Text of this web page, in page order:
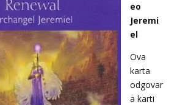
eo
Jeremi
el
Ova
karta
odgovar
a karti